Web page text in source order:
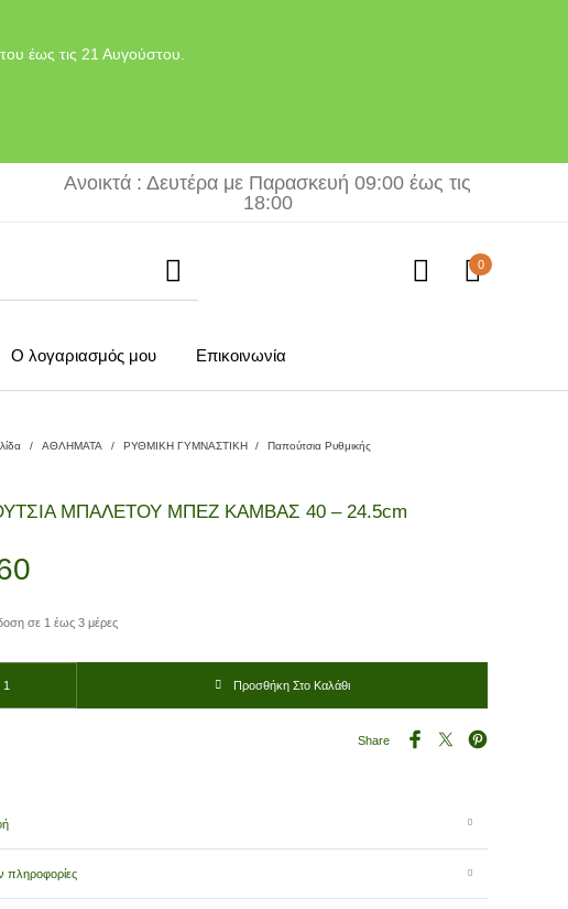
έως τις 21 Αυγούστου.
Ανοικτά : Δευτέρα με Παρασκευή 09:00 έως τις
18:00
0
Ο λογαριασμός μου Επικοινωνία
/ ΑΘΛΗΜΑΤΑ / ΡΥΘΜΙΚΗ ΓΥΜΝΑΣΤΙΚΗ / Παπούτσια Ρυθμικής
ΜΠΑΛΕΤΟΥ ΜΠΕΖ ΚΑΜΒΑΣ 40 – 24.5cm
σε 1 έως 3 μέρες
Προσθήκη Στο Καλάθι
Share
πληροφορίες